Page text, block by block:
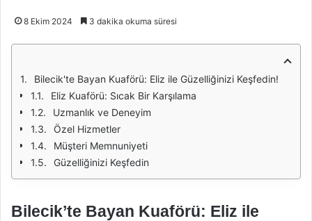
8 Ekim 2024 3 dakika okuma süresi
Bilecik'te Bayan Kuaförü: Eliz ile Güzelliğinizi Keşfedin!
Eliz Kuaförü: Sıcak Bir Karşılama
Uzmanlık ve Deneyim
Özel Hizmetler
Müşteri Memnuniyeti
Güzelliğinizi Keşfedin
Bilecik’te Bayan Kuaförü: Eliz ile